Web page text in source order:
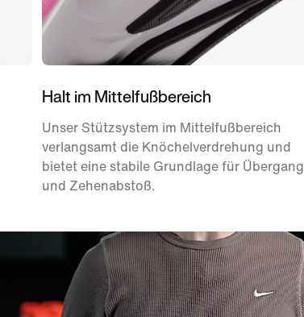
Halt im Mittelfußbereich
Unser Stützsystem im Mittelfußbereich
verlangsamt die Knöchelverdrehung und
bietet eine stabile Grundlage für Übergang
und Zehenabstoß.